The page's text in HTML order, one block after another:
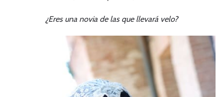
¿Eres una novia de las que llevará velo?